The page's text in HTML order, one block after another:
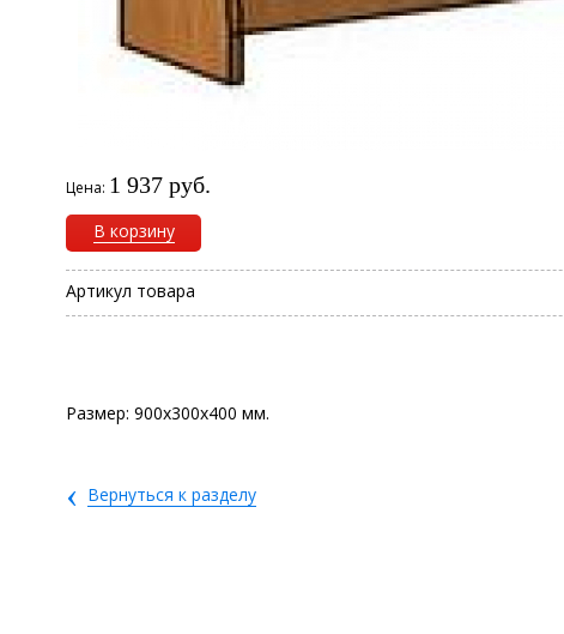
Цена: 1 937 руб.
В корзину
Артикул товара
Размер:900х300х400 мм.
‹ Вернуться к разделу